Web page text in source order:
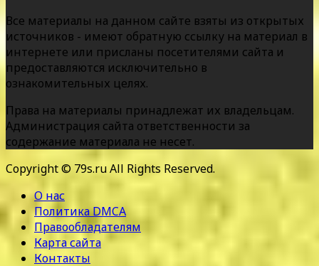
Все материалы на данном сайте взяты из открытых
источников - имеют обратную ссылку на материал в
интернете или присланы посетителями сайта и
предоставляются исключительно в
ознакомительных целях.
Права на материалы принадлежат их владельцам.
Администрация сайта ответственности за
содержание материала не несет.
Copyright © 79s.ru All Rights Reserved.
О нас
Политика DMCA
Правообладателям
Карта сайта
Контакты